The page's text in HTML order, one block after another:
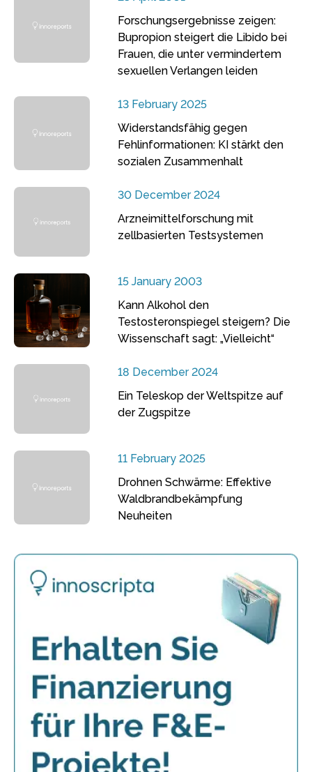
Forschungsergebnisse zeigen:
Bupropion steigert die Libido bei
Frauen, die unter vermindertem
sexuellen Verlangen leiden
13 February 2025
Widerstandsfähig gegen
Fehlinformationen: KI stärkt den
sozialen Zusammenhalt
30 December 2024
Arzneimittelforschung mit
zellbasierten Testsystemen
15 January 2003
Kann Alkohol den
Testosteronspiegel steigern? Die
Wissenschaft sagt: „Vielleicht“
18 December 2024
Ein Teleskop der Weltspitze auf
der Zugspitze
11 February 2025
Drohnen Schwärme: Effektive
Waldbrandbekämpfung
Neuheiten